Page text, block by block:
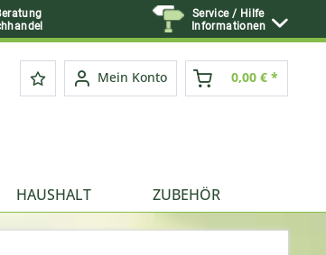
Service / Hilfe
Informationen
Mein Konto 0,00 € *
HAUSHALT ZUBEHÖR